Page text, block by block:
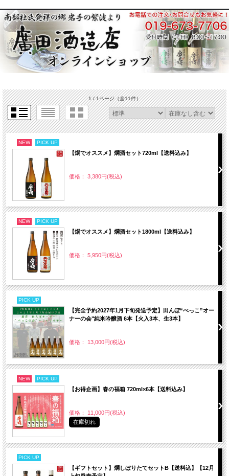
1 / 1ページ（全11件）
NEW PICK UP
【燗でオススメ】燗酒セット720ml【送料込み】
価格： 3,380円(税込)
NEW PICK UP
【燗でオススメ】燗酒セット1800ml【送料込み】
価格： 5,950円(税込)
PICK UP
【完全予約2027年1月下旬発送予定】田んぼ“ぺっこ”オー
ナーの会"純米吟醸酒 6本【火入3本、生3本】
価格： 13,000円(税込)
NEW PICK UP
【お得企画】春の福箱 720ml×6本【送料込み】
価格： 11,000円(税込)
在庫切れ
PICK UP
【ギフトセット】燗しぼりたてセットB【送料込】【12月